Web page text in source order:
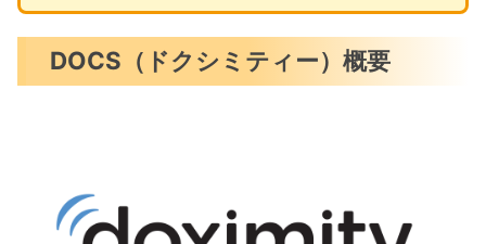
DOCS（ドクシミティー）概要